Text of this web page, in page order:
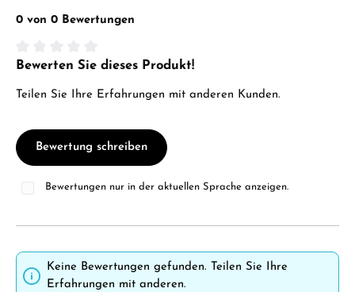
0 von 0 Bewertungen
Durchschnittliche Bewertung von 0 von 5 Sternen
Bewerten Sie dieses Produkt!
Teilen Sie Ihre Erfahrungen mit anderen Kunden.
Bewertung schreiben
Bewertungen nur in der aktuellen Sprache anzeigen.
Keine Bewertungen gefunden. Teilen Sie Ihre
Erfahrungen mit anderen.